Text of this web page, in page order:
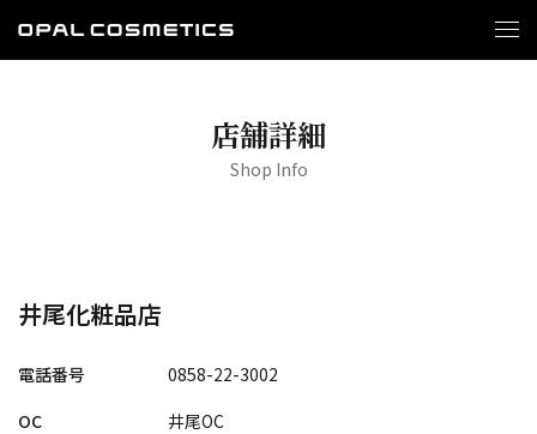
店舗詳細
Shop Info
井尾化粧品店
電話番号
0858-22-3002
OC
井尾OC